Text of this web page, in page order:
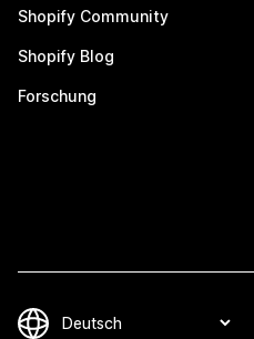
Shopify Community
Shopify Blog
Forschung